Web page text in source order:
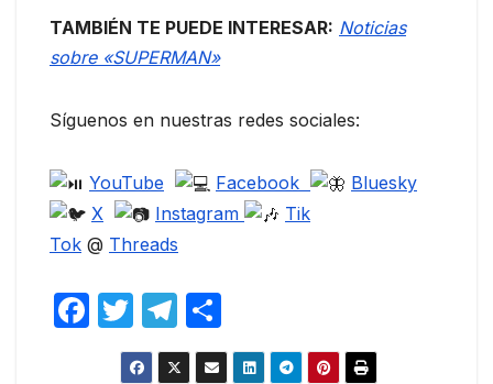
TAMBIÉN TE PUEDE INTERESAR: Noticias
sobre «SUPERMAN»
Síguenos en nuestras redes sociales:
YouTube Facebook
Bluesky
X
Instagram
Tik
Tok @ Threads
F
T
w
T
el o